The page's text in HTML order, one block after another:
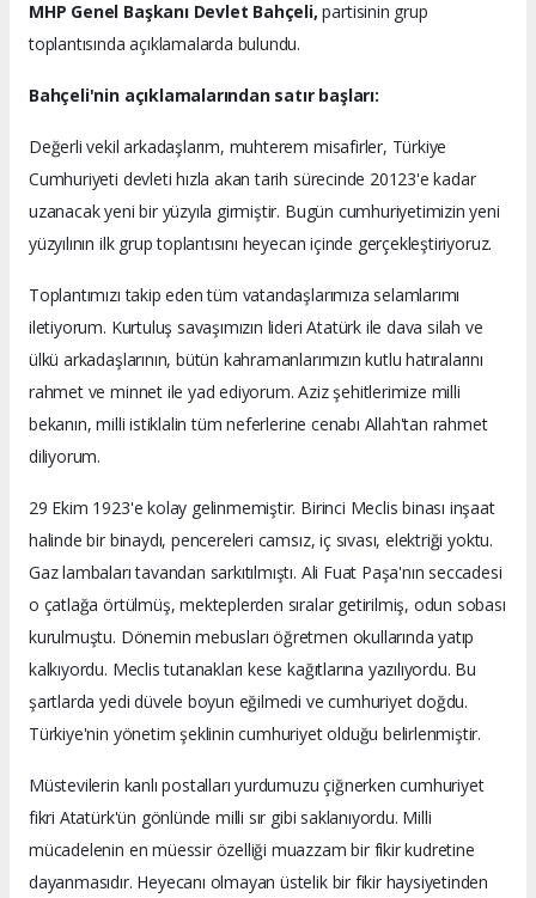
MHP Genel Başkanı Devlet Bahçeli, partisinin grup
toplantısında açıklamalarda bulundu.
Bahçeli'nin açıklamalarından satır başları:
Değerli vekil arkadaşlarım, muhterem misafirler, Türkiye
Cumhuriyeti devleti hızla akan tarih sürecinde 20123'e kadar
uzanacak yeni bir yüzyıla girmiştir. Bugün cumhuriyetimizin yeni
yüzyılının ilk grup toplantısını heyecan içinde gerçekleştiriyoruz.
Toplantımızı takip eden tüm vatandaşlarımıza selamlarımı
iletiyorum. Kurtuluş savaşımızın lideri Atatürk ile dava silah ve
ülkü arkadaşlarının, bütün kahramanlarımızın kutlu hatıralarını
rahmet ve minnet ile yad ediyorum. Aziz şehitlerimize milli
bekanın, milli istiklalin tüm neferlerine cenabı Allah'tan rahmet
diliyorum.
29 Ekim 1923'e kolay gelinmemiştir. Birinci Meclis binası inşaat
halinde bir binaydı, pencereleri camsız, iç sıvası, elektriği yoktu.
Gaz lambaları tavandan sarkıtılmıştı. Ali Fuat Paşa'nın seccadesi
o çatlağa örtülmüş, mekteplerden sıralar getirilmiş, odun sobası
kurulmuştu. Dönemin mebusları öğretmen okullarında yatıp
kalkıyordu. Meclis tutanakları kese kağıtlarına yazılıyordu. Bu
şartlarda yedi düvele boyun eğilmedi ve cumhuriyet doğdu.
Türkiye'nin yönetim şeklinin cumhuriyet olduğu belirlenmiştir.
Müstevilerin kanlı postalları yurdumuzu çiğnerken cumhuriyet
fikri Atatürk'ün gönlünde milli sır gibi saklanıyordu. Milli
mücadelenin en müessir özelliği muazzam bir fikir kudretine
dayanmasıdır. Heyecanı olmayan üstelik bir fikir haysiyetinden